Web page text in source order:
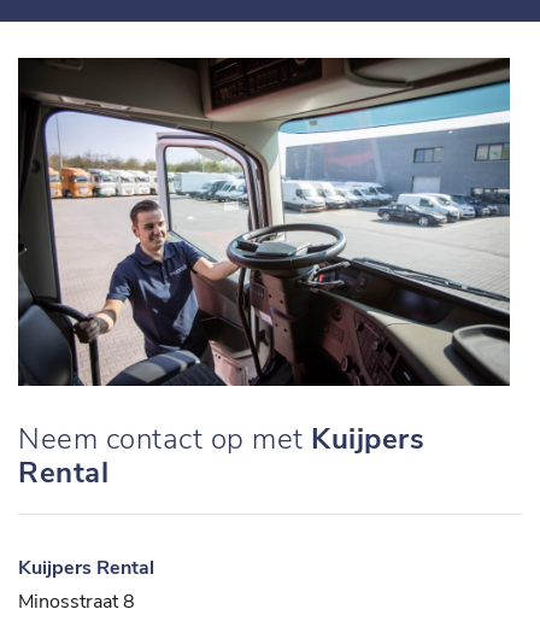
Neem contact op met Kuijpers
Rental
Kuijpers Rental
Minosstraat 8